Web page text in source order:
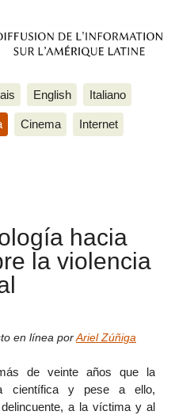
English Italiano
Cinema Internet
hacia
la violencia
en línea por Ariel Zúñiga
de veinte años que la
científica y pese a ello,
a la víctima y al